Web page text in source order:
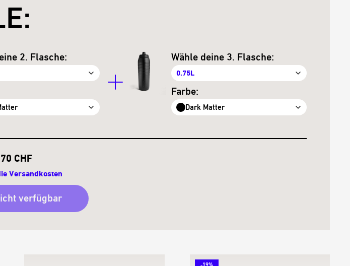
2. Flasche: Wähle deine 3. Flasche:
0.75L
Farbe:
Dark Matter
CHF
Versandkosten
verfügbar